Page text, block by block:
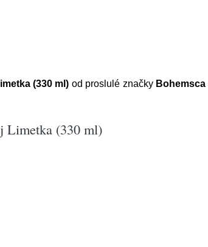
(330 ml) od proslulé značky Bohemsca
Limetka (330 ml)